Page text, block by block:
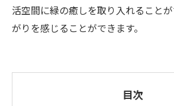
活空間に緑の癒しを取り入れること
がりを感じることができます。
目次